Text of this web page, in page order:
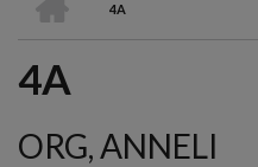
СТРОКА
НАВИГАЦИИ
4A
4A
ORG, ANNELI